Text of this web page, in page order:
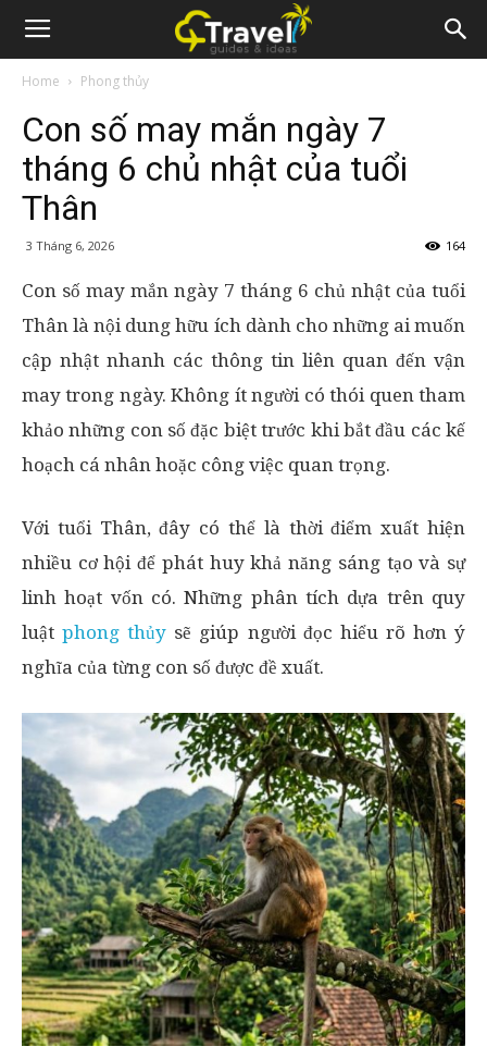
Home Phong thủy
Con số may mắn ngày 7
tháng 6 chủ nhật của tuổi
Thân
3 Tháng 6, 2026 164
Con số may mắn ngày 7 tháng 6 chủ nhật của tuổi
Thân là nội dung hữu ích dành cho những ai muốn
cập nhật nhanh các thông tin liên quan đến vận
may trong ngày. Không ít người có thói quen tham
khảo những con số đặc biệt trước khi bắt đầu các kế
hoạch cá nhân hoặc công việc quan trọng.
Với tuổi Thân, đây có thể là thời điểm xuất hiện
nhiều cơ hội để phát huy khả năng sáng tạo và sự
linh hoạt vốn có. Những phân tích dựa trên quy
luậtphong thủy sẽ giúp người đọc hiểu rõ hơn ý
nghĩa của từng con số được đề xuất.